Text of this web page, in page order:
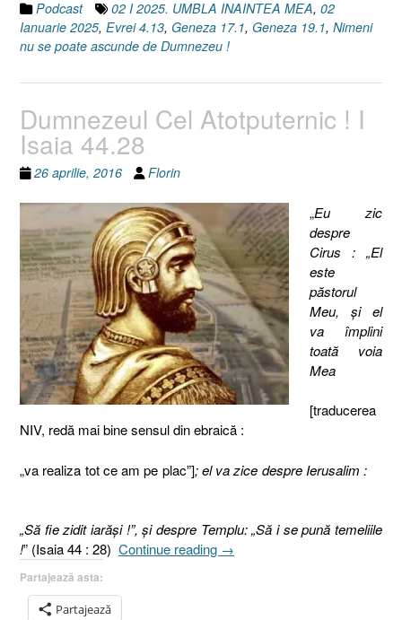
Podcast 02 I 2025. UMBLA INAINTEA MEA, 02
Ianuarie 2025, Evrei 4.13, Geneza 17.1, Geneza 19.1, Nimeni
nu se poate ascunde de Dumnezeu !
Dumnezeul Cel Atotputernic ! I
Isaia 44.28
26 aprilie, 2016 Florin
„Eu zic
despre
Cirus : „El
este
păstorul
Meu, şi el
va împlini
toată voia
Mea
[traducerea
NIV, redă mai bine sensul din ebraică :
„va realiza tot ce am pe plac”]; el va zice despre Ierusalim :
„Să fie zidit iarăşi !”, şi despre Templu: „Să i se pună temeliile
!” (Isaia 44 : 28) Continue reading „Dumnezeul
→
Partajează asta:
Partajează